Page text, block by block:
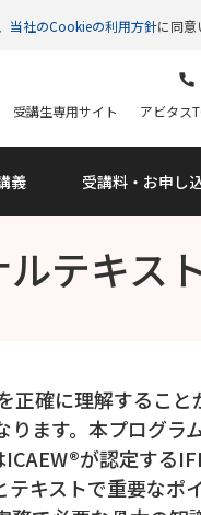
当社のCookieの利用方針に同意
義 受講料・お申し
受講生専用サイト アビタス
テキスト
確に理解するこ
ます。本プログラ
が認定する
キストで重要なポ